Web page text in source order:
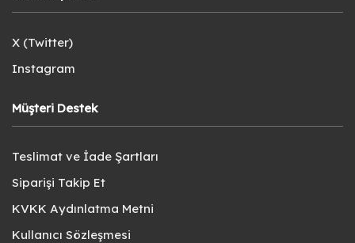
X (Twitter)
Instagram
Müşteri Destek
Teslimat ve İade Şartları
Siparişi Takip Et
KVKK Aydınlatma Metni
Kullanıcı Sözleşmesi